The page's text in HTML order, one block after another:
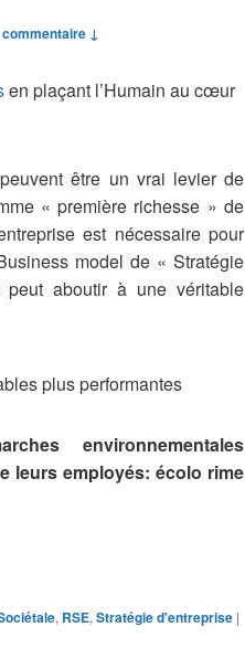
↓
en plaçant l’Humain au cœur
être un vrai levier de
« première richesse » de
est nécessaire pour
model de « Stratégie
aboutir à une véritable
environnementales
leurs employés: écolo rime
, RSE, Stratégie d'entreprise |